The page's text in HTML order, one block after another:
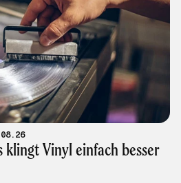
am: 05.08.26
klingt Vinyl einfach besser